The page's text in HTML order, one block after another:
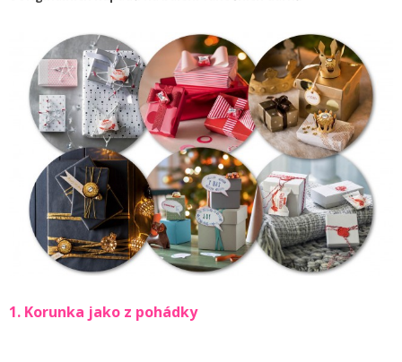
1. Korunka jako z pohádky